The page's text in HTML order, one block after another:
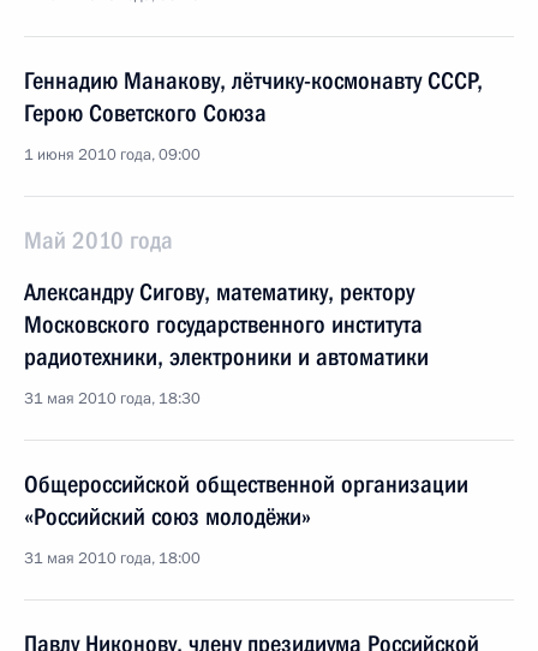
Геннадию Манакову, лётчику-космонавту СССР,
Герою Советского Союза
1 июня 2010 года, 09:00
Май 2010 года
Александру Сигову, математику, ректору
Московского государственного института
радиотехники, электроники и автоматики
31 мая 2010 года, 18:30
Общероссийской общественной организации
«Российский союз молодёжи»
31 мая 2010 года, 18:00
Павлу Никонову, члену президиума Российской